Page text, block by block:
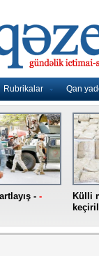
Rubrikalar Qan
- -
Külli